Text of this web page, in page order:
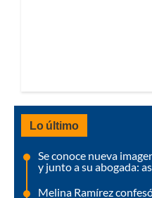
Lo último
Se conoce nueva
y junto a su abogada:
Melina Ramírez